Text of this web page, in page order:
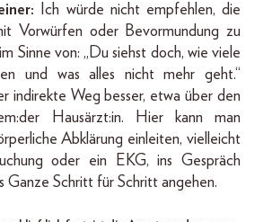
Ich würde nicht empfehlen, die
Vorwürfen oder Bevormundung zu
Sinne von: „Du siehst doch, wie viele
und was alles nicht mehr geht.“
indirekte Weg besser, etwa über den
Hausärzt:in. Hier kann man
Abklärung einleiten, vielleicht
oder ein EKG, ins Gespräch
Ganze Schritt für Schritt angehen.